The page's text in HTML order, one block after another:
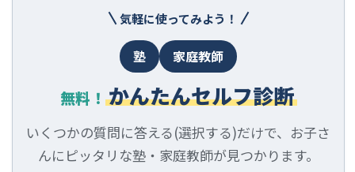
気軽に使ってみよう！
塾 家庭教師
無料！ かんたんセルフ診断
いくつかの質問に答える(選択する)だけで、お子さ
んにピッタリな塾・家庭教師が見つかります。